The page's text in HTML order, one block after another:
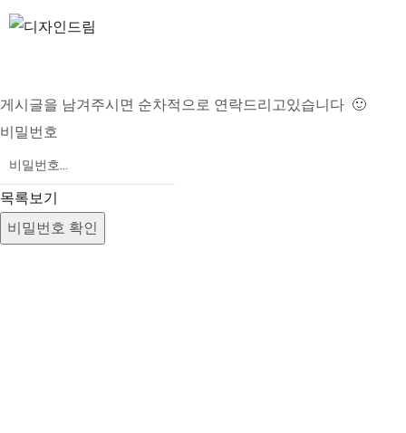
CONSULTING
게시글을 남겨주시면 순차적으로 연락드리고있습니다 🙂
비밀번호
목록보기
비밀번호 확인